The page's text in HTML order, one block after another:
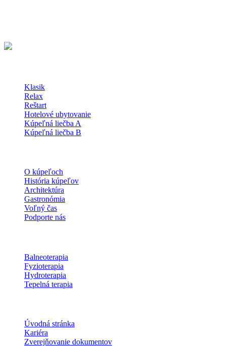
Klasik
Relax
Reštart
Hotelové ubytovanie
Kúpeľná liečba A
Kúpeľná liečba B
O kúpeľoch
História kúpeľov
Architektúra
Gastronómia
Voľný čas
Podporte nás
Balneoterapia
Fyzioterapia
Hydroterapia
Tepelná terapia
Úvodná stránka
Kariéra
Zverejňovanie dokumentov